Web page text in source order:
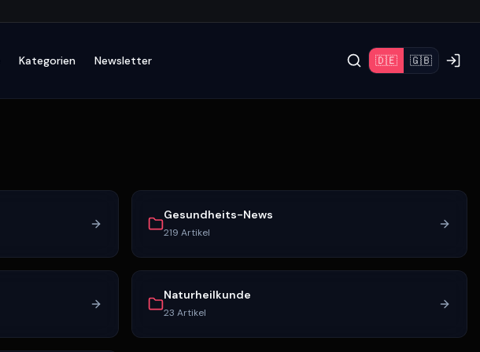
Kategorien Newsletter 🇩🇪 🇬🇧
Gesundheits-News
219 Artikel
Naturheilkunde
23 Artikel